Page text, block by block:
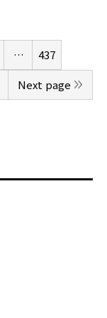
…
437
Next page